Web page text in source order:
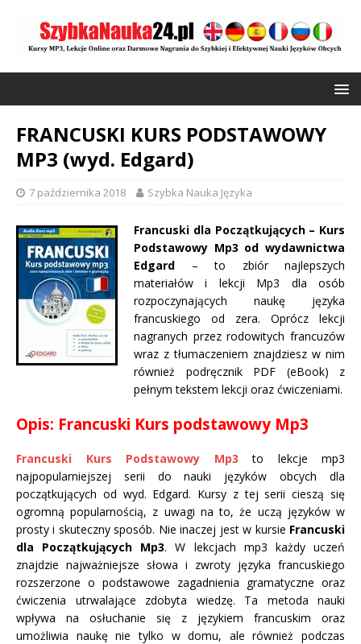
FRANCUSKI KURS PODSTAWOWY
MP3 (wyd. Edgard)
7 października 2018 Szybka Nauka Języka
Francuski dla Początkujących – Kurs
Podstawowy Mp3 od wydawnictwa
Edgard – to zbiór najlepszych
materiałów i lekcji Mp3 dla osób
rozpoczynających naukę języka
francuskiego od zera. Oprócz lekcji
nagranych przez rodowitych francuzów
wraz z tłumaczeniem znajdziesz w nim
również podręcznik PDF (eBook) z
pełnym tekstem lekcji oraz ćwiczeniami.
Opis: Francuski Kurs podstawowy Mp3
Francuski Kurs Podstawowy Mp3 to lekcje mp3
najpopularniejszej serii do nauki języków obcych dla
początkujących od wyd. Edgard. Kursy z tej serii cieszą się
ogromną popularnością, z uwagi na to, że uczą języków w
prosty i skuteczny sposób. Nie inaczej jest w kursie Francuski
dla Początkujących Mp3. W lekcjach mp3 każdy uczeń
znajdzie najważniejsze słowa i zwroty języka francuskiego
rozszerzone o podstawowe zagadnienia gramatyczne oraz
ćwiczenia utrwalające zdobyta wiedzę. Ta metoda nauki
wpływa na osłuchanie się z językiem francuskim oraz
umożliwia naukę nie tylko w domu, ale również podczas